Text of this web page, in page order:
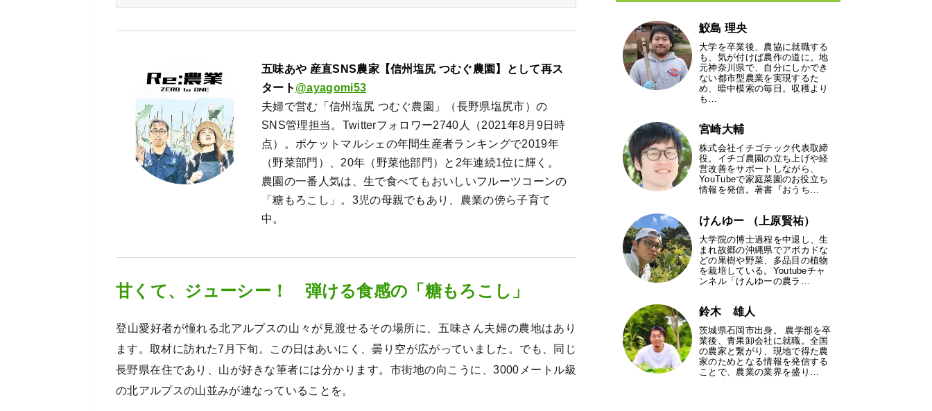
五味あや 産直SNS農家【信州塩尻 つむぐ農園】として再ス
タート @ayagomi53
夫婦で営む「信州塩尻 つむぐ農園」（長野県塩尻市）の
SNS管理担当。Twitterフォロワー2740人（2021年8月9日時
点）。ポケットマルシェの年間生産者ランキングで2019年
（野菜部門）、20年（野菜他部門）と2年連続1位に輝く。
農園の一番人気は、生で食べてもおいしいフルーツコーンの
「糖もろこし」。3児の母親でもあり、農業の傍ら子育て
中。
甘くて、ジューシー！ 弾ける食感の「糖もろこし」
登山愛好者が憧れる北アルプスの山々が見渡せるその場所に、五味さん夫婦の農地はあり
ます。取材に訪れた7月下旬。この日はあいにく、曇り空が広がっていました。でも、同じ
長野県在住であり、山が好きな筆者には分かります。市街地の向こうに、3000メートル級
の北アルプスの山並みが連なっていることを。
鮫島 理央
大学を卒業後、農協に就職する
も、気が付けば農作の道に。地
元神奈川県で、自分にしかでき
ない都市型農業を実現するた
め、暗中模索の毎日。収穫より
も…
宮崎大輔
株式会社イチゴテック代表取締
役。イチゴ農園の立ち上げや経
営改善をサポートしながら、
YouTubeで家庭菜園のお役立ち
情報を発信。著書『おうち…
けんゆー （上原賢祐）
大学院の博士過程を中退し、生
まれ故郷の沖縄県でアボカドな
どの果樹や野菜、多品目の植物
を栽培している。Youtubeチャ
ンネル「けんゆーの農ラ…
鈴木 雄人
茨城県石岡市出身。 農学部を卒
業後、青果卸会社に就職。全国
の農家と繋がり、現地で得た農
家のためとなる情報を発信する
ことで、農業の業界を盛り…